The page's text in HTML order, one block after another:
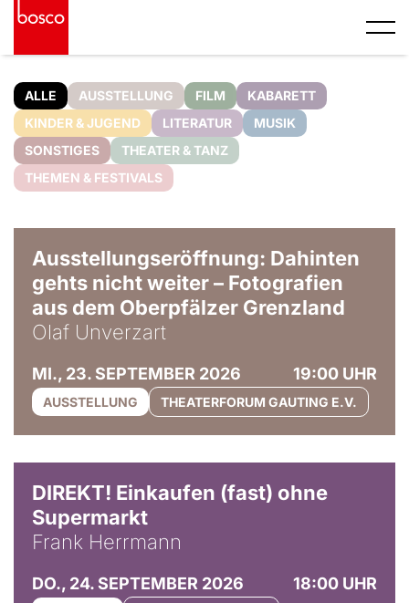
ALLE AUSSTELLUNG FILM
KABARETT
KINDER & JUGEND
LITERATUR
MUSIK
SONSTIGES
THEATER & TANZ
THEMEN & FESTIVALS
Ausstellungseröffnung: Dahinten
gehts nicht weiter – Fotografien
aus dem Oberpfälzer Grenzland
Olaf Unverzart
MI., 23. SEPTEMBER 2026 19:00 UHR
AUSSTELLUNG THEATERFORUM GAUTING E.V.
DIREKT! Einkaufen (fast) ohne
Supermarkt
Frank Herrmann
DO., 24. SEPTEMBER 2026 18:00 UHR